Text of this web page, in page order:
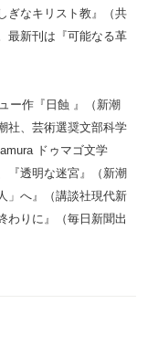
ぎなキリスト教』（共
最新刊は『可能なる革
ー作『日蝕 』（新潮
社、芸術選奨文部科学
ドゥマゴ文学
『透明な迷宮』（新潮
へ』（講談社現代新
わりに』（毎日新聞出